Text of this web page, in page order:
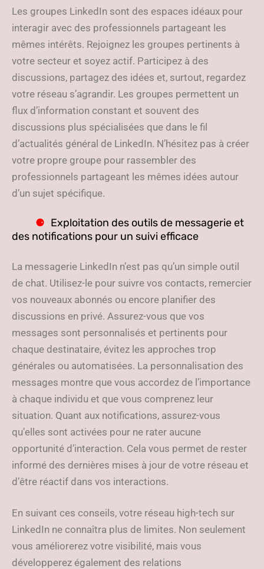
Les groupes LinkedIn sont des espaces idéaux pour
interagir avec des professionnels partageant les
mêmes intérêts. Rejoignez les groupes pertinents à
votre secteur et soyez actif. Participez à des
discussions, partagez des idées et, surtout, regardez
votre réseau s’agrandir. Les groupes permettent un
flux d’information constant et souvent des
discussions plus spécialisées que dans le fil
d’actualités général de LinkedIn. N’hésitez pas à créer
votre propre groupe pour rassembler des
professionnels partageant les mêmes idées autour
d’un sujet spécifique.
Exploitation des outils de messagerie et
des notifications pour un suivi efficace
La messagerie LinkedIn n’est pas qu’un simple outil
de chat. Utilisez-le pour suivre vos contacts, remercier
vos nouveaux abonnés ou encore planifier des
discussions en privé. Assurez-vous que vos
messages sont personnalisés et pertinents pour
chaque destinataire, évitez les approches trop
générales ou automatisées. La personnalisation des
messages montre que vous accordez de l’importance
à chaque individu et que vous comprenez leur
situation. Quant aux notifications, assurez-vous
qu’elles sont activées pour ne rater aucune
opportunité d’interaction. Cela vous permet de rester
informé des dernières mises à jour de votre réseau et
d’être réactif dans vos interactions.
En suivant ces conseils, votre réseau high-tech sur
LinkedIn ne connaîtra plus de limites. Non seulement
vous améliorerez votre visibilité, mais vous
développerez également des relations